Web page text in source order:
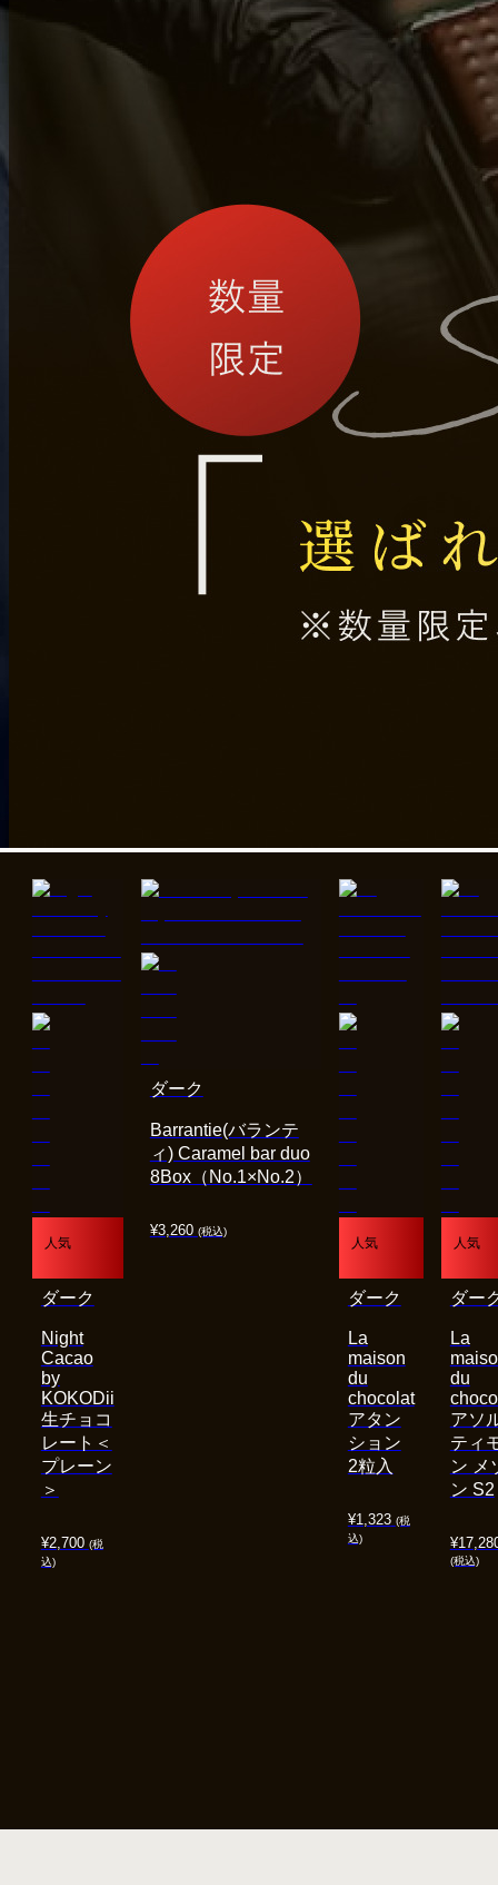
人気
¥2,700 (税
込)
Night
Cacao
by
KOKODii
生チョコ
レート＜
プレーン
＞
ダーク
¥3,260 (税込)
Barrantie(バランテ
ィ) Caramel bar duo
8Box（No.1×No.2）
ダーク
人気
¥1,323 (税
込)
La
maison
du
chocolat
アタン
ション
2粒入
ダーク
人気
¥
(税込)
La
du
アソ
ティ
ン メ
ン S2
ダー